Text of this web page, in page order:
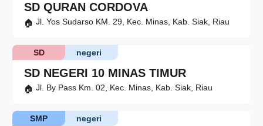
SD QURAN CORDOVA
Jl. Yos Sudarso KM. 29, Kec. Minas, Kab. Siak, Riau
SD NEGERI 10 MINAS TIMUR
negeri
SD
Jl. By Pass Km. 02, Kec. Minas, Kab. Siak, Riau
negeri
SMP